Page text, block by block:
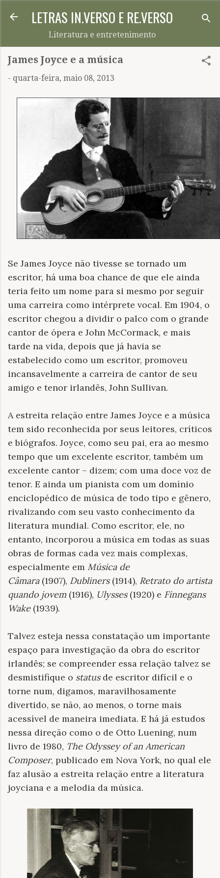
Pular para o conteúdo principal
LETRAS IN.VERSO E RE.VERSO
Literatura e entretenimento
James Joyce e a música
- quarta-feira, maio 08, 2013
Se James Joyce não tivesse se tornado um
escritor, há uma boa chance de que ele ainda
teria feito um nome para si mesmo por seguir
uma carreira como intérprete vocal. Em 1904, o
escritor chegou a dividir o palco com o grande
cantor de ópera e John McCormack, e mais
tarde na vida, depois que já havia se
estabelecido como um escritor, promoveu
incansavelmente a carreira de cantor de seu
amigo e tenor irlandês, John Sullivan.
A estreita relação entre James Joyce e a música
tem sido reconhecida por seus leitores, críticos
e biógrafos. Joyce, como seu pai, era ao mesmo
tempo que um excelente escritor, também um
excelente cantor – dizem; com uma doce voz de
tenor. E ainda um pianista com um domínio
enciclopédico de música de todo tipo e gênero,
rivalizando com seu vasto conhecimento da
literatura mundial. Como escritor, ele, no
entanto, incorporou a música em todas as suas
obras de formas cada vez mais complexas,
especialmente em Música de
Câmara(1907), Dubliners (1914), Retrato do artista
quando jovem (1916), Ulysses(1920) e Finnegans
Wake(1939).
Talvez esteja nessa constatação um importante
espaço para investigação da obra do escritor
irlandês; se compreender essa relação talvez se
desmistifique o status de escritor difícil e o
torne num, digamos, maravilhosamente
divertido, se não, ao menos, o torne mais
acessível de maneira imediata. E há já estudos
nessa direção como o de Otto Luening, num
livro de 1980, The Odyssey of an American
Composer, publicado em Nova York, no qual ele
faz alusão a estreita relação entre a literatura
joyciana e a melodia da música.